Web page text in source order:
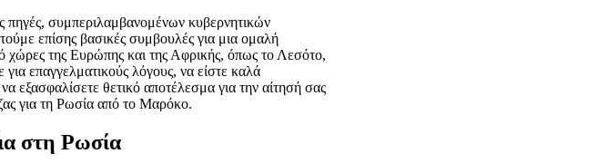
πηγές, συμπεριλαμβανομένων κυβερνητικών
επίσης βασικές συμβουλές για μια ομαλή
χώρες της Ευρώπης και της Αφρικής, όπως το Λεσότο,
επαγγελματικούς λόγους, να είστε καλά
εξασφαλίσετε θετικό αποτέλεσμα για την αίτησή σας
για τη Ρωσία από το Μαρόκο.
στη Ρωσία